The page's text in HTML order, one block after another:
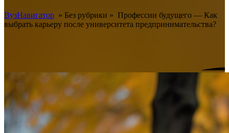
ВузНавигатор » Без рубрики » Профессии будущего — Как
выбрать карьеру после университета предпринимательства?